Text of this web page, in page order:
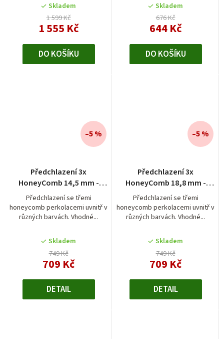
Skladem
1 599 Kč
1 555 Kč
DO KOŠÍKU
Skladem
676 Kč
644 Kč
DO KOŠÍKU
Předchlazení 3x
HoneyComb 14,5 mm -
různé barvy
Předchlazení se třemi
honeycomb perkolacemi uvnitř v
různých barvách. Vhodné...
Skladem
749 Kč
709 Kč
–5 %
DETAIL
Předchlazení 3x
HoneyComb 18,8 mm -
různé barvy
Předchlazení se třemi
honeycomb perkolacemi uvnitř v
různých barvách. Vhodné...
hodnocení
produktu
je
4,7
z
hvězdiček.
Skladem
749 Kč
709 Kč
–5 %
DETAIL